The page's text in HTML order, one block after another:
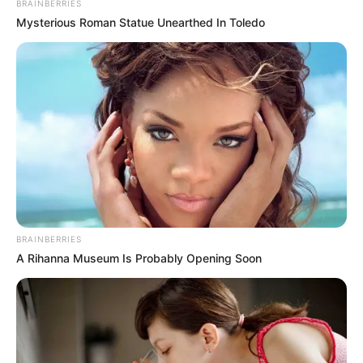
BRAINBERRIES
Mysterious Roman Statue Unearthed In Toledo
BRAINBERRIES
A Rihanna Museum Is Probably Opening Soon